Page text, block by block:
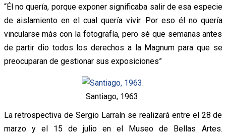
“Él no quería, porque exponer significaba salir de esa especie
de aislamiento en el cual quería vivir. Por eso él no quería
vincularse más con la fotografía, pero sé que semanas antes
de partir dio todos los derechos a la Magnum para que se
preocuparan de gestionar sus exposiciones”
Santiago, 1963.
La retrospectiva de Sergio Larraín se realizará entre el 28 de
marzo y el 15 de julio en el Museo de Bellas Artes.